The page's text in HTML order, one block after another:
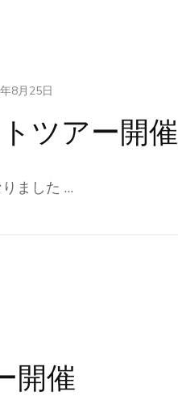
8月25日
ツアー開催
ました …
開催